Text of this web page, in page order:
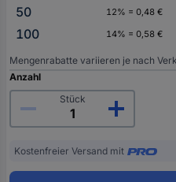
50
12% = 0,48 €
100
14% = 0,58 €
Mengenrabatte variieren je nach
Anzahl
Stück
Kostenfreier Versand mit